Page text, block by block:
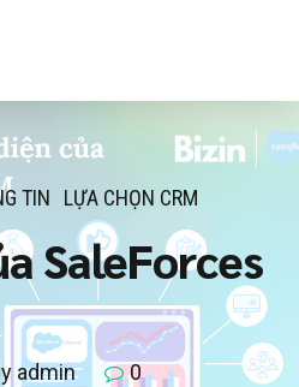
TIN LỰA CHỌN CRM
SaleForces
admin 0